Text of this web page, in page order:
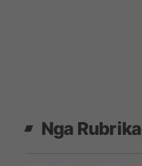
Nga Rubrika